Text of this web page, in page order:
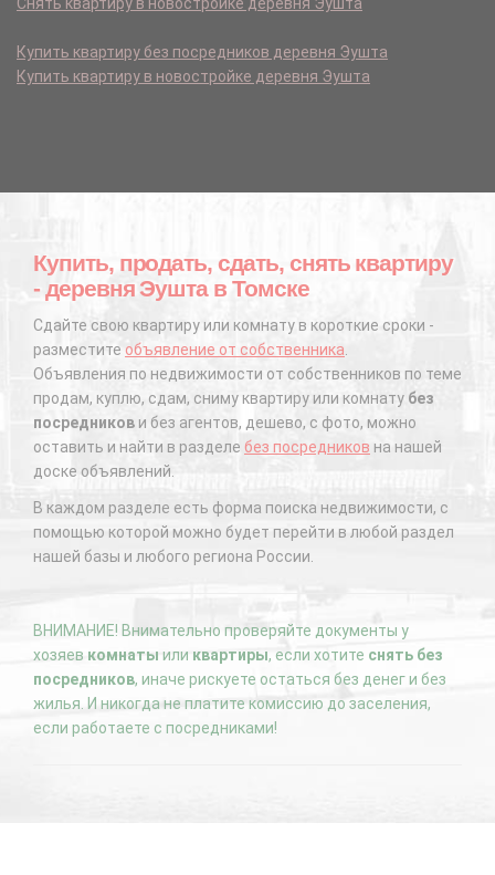
Снять квартиру в новостройке деревня Эушта
Купить квартиру без посредников деревня Эушта
Купить квартиру в новостройке деревня Эушта
Купить, продать, сдать, снять квартиру
- деревня Эушта в Томске
Сдайте свою квартиру или комнату в короткие сроки -
разместите объявление от собственника.
Объявления по недвижимости от собственников по теме
продам, куплю, сдам, сниму квартиру или комнату без
посредников и без агентов, дешево, с фото, можно
оставить и найти в разделе без посредников на нашей
доске объявлений.
В каждом разделе есть форма поиска недвижимости, с
помощью которой можно будет перейти в любой раздел
нашей базы и любого региона России.
ВНИМАНИЕ! Внимательно проверяйте документы у
хозяев комнаты или квартиры, если хотите снять без
посредников, иначе рискуете остаться без денег и без
жилья. И никогда не платите комиссию до заселения,
если работаете с посредниками!